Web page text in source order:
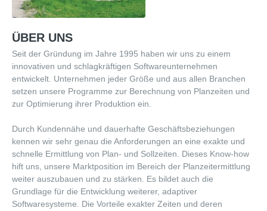
Technologiebasis zur Planzeitermittlung
HSadmin: Werkzeug fürs individuelle Regelwerk
Vorkalkulation/Arbeitsplanung
Arbeitsplanung
Zeitberechnung in SAP
Automatisierung durch Generierung
Planzeitqualifizierung durch NC-Daten
ÜBER UNS
Seit der Gründung im Jahre 1995 haben wir uns zu einem
innovativen und schlagkräftigen Softwareunternehmen
entwickelt. Unternehmen jeder Größe und aus allen Branchen
setzen unsere Programme zur Berechnung von Planzeiten und
zur Optimierung ihrer Produktion ein.
Durch Kundennähe und dauerhafte Geschäftsbeziehungen
kennen wir sehr genau die Anforderungen an eine exakte und
schnelle Ermittlung von Plan- und Sollzeiten. Dieses Know-how
hift uns, unsere Marktposition im Bereich der Planzeitermittlung
weiter auszubauen und zu stärken. Es bildet auch die
Grundlage für die Entwicklung weiterer, adaptiver
Softwaresysteme. Die Vorteile exakter Zeiten und deren